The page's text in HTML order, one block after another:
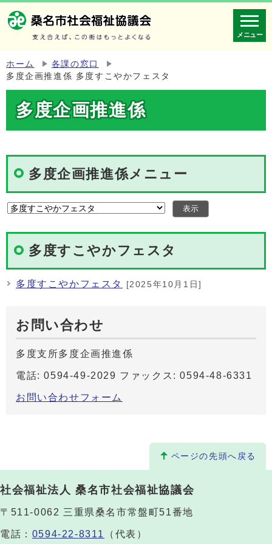
メニュー
ホーム
各課の窓口
多度企画推進係 多度すこやかフェスタ
多度企画推進係
多度企画推進係メニュー
多度すこやかフェスタ
多度すこやかフェスタ [2025年10月1日]
お問い合わせ
多度支所多度企画推進係
電話: 0594-49-2029 ファックス: 0594-48-6331
お問い合わせフォーム
ページの先頭へ戻る
社会福祉法人 桑名市社会福祉協議会
〒511-0062 三重県桑名市常盤町51番地
電話： 0594-22-8311
（代表）